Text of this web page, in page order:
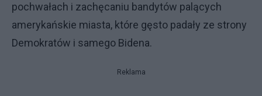
pochwałach i zachęcaniu bandytów palących
amerykańskie miasta, które gęsto padały ze strony
Demokratów i samego Bidena.
Reklama